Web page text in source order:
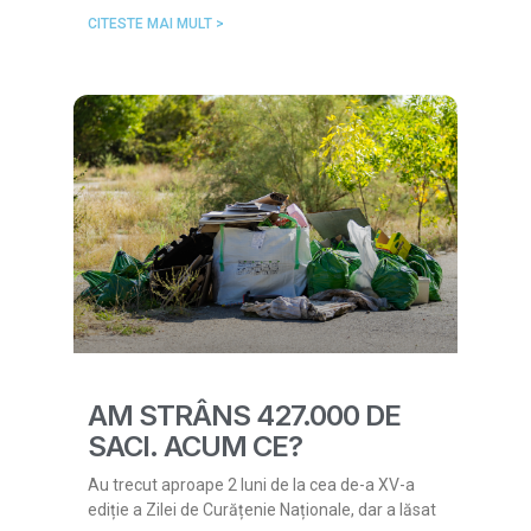
CITESTE MAI MULT >
AM STRÂNS 427.000 DE
SACI. ACUM CE?
Au trecut aproape 2 luni de la cea de-a XV-a
ediție a Zilei de Curățenie Naționale, dar a lăsat